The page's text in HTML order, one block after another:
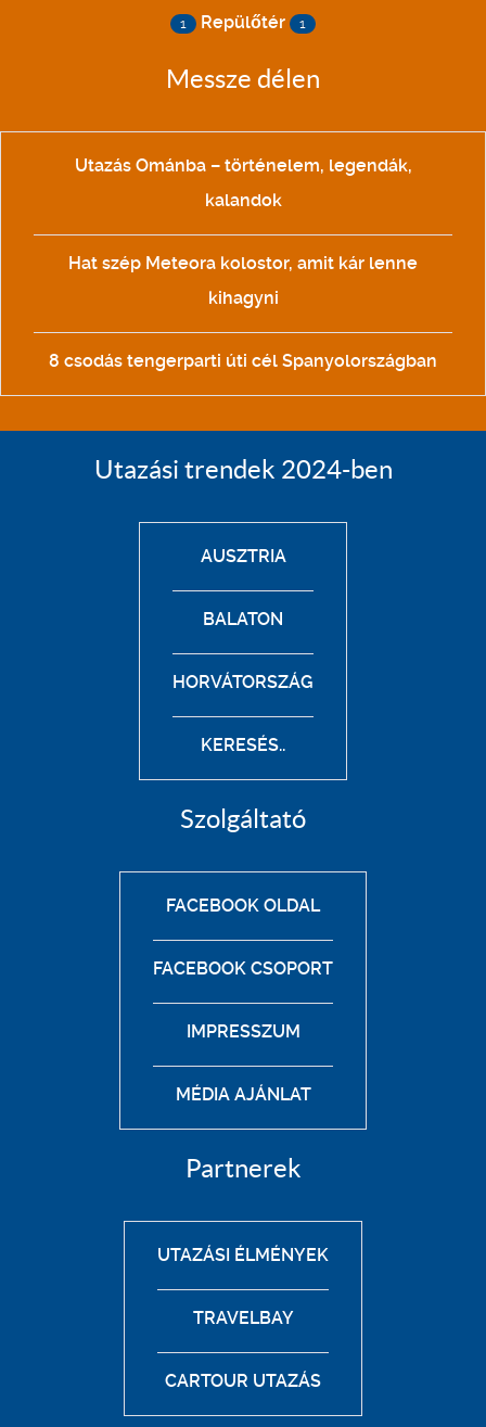
1 Repülőtér 1
Messze délen
Utazás Ománba – történelem, legendák,
kalandok
Hat szép Meteora kolostor, amit kár lenne
kihagyni
8 csodás tengerparti úti cél Spanyolországban
Utazási trendek 2024-ben
AUSZTRIA
BALATON
HORVÁTORSZÁG
KERESÉS..
Szolgáltató
FACEBOOK OLDAL
FACEBOOK CSOPORT
IMPRESSZUM
MÉDIA AJÁNLAT
Partnerek
UTAZÁSI ÉLMÉNYEK
TRAVELBAY
CARTOUR UTAZÁS